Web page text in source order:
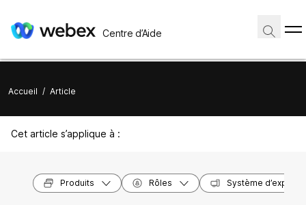
Centre d’Aide
Accueil / Article
Cet article s’applique à :
Produits Rôles Système